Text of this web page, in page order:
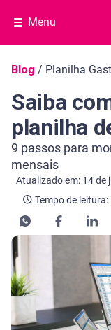
Menu
Navegação do blog
Blog / Planilha
Saiba
planilha
9 passos para
mensais
Atualizado em: 14 de
Categoria
Tempo de leitura:
Tempo de leitura: